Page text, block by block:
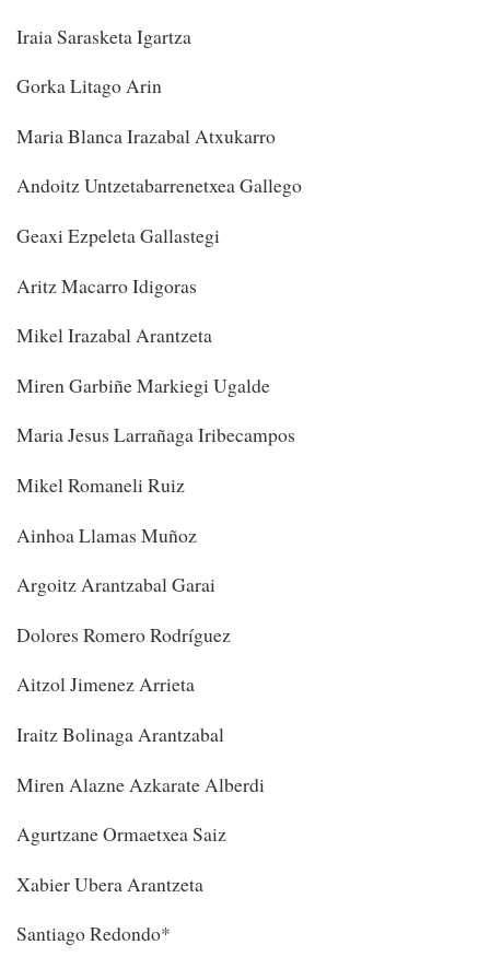
Iraia Sarasketa Igartza
Gorka Litago Arin
Maria Blanca Irazabal Atxukarro
Andoitz Untzetabarrenetxea Gallego
Geaxi Ezpeleta Gallastegi
Aritz Macarro Idigoras
Mikel Irazabal Arantzeta
Miren Garbiñe Markiegi Ugalde
Maria Jesus Larrañaga Iribecampos
Mikel Romaneli Ruiz
Ainhoa Llamas Muñoz
Argoitz Arantzabal Garai
Dolores Romero Rodríguez
Aitzol Jimenez Arrieta
Iraitz Bolinaga Arantzabal
Miren Alazne Azkarate Alberdi
Agurtzane Ormaetxea Saiz
Xabier Ubera Arantzeta
Santiago Redondo*